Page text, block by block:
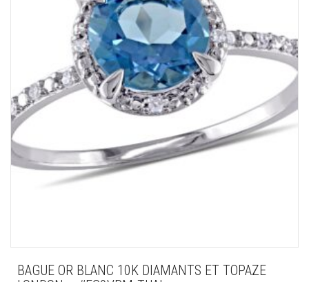
BAGUE OR BLANC 10K DIAMANTS ET TOPAZE